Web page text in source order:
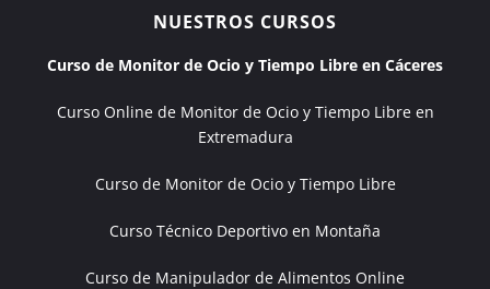
NUESTROS CURSOS
Curso de Monitor de Ocio y Tiempo Libre en Cáceres
Curso Online de Monitor de Ocio y Tiempo Libre en
Extremadura
Curso de Monitor de Ocio y Tiempo Libre
Curso Técnico Deportivo en Montaña
Curso de Manipulador de Alimentos Online